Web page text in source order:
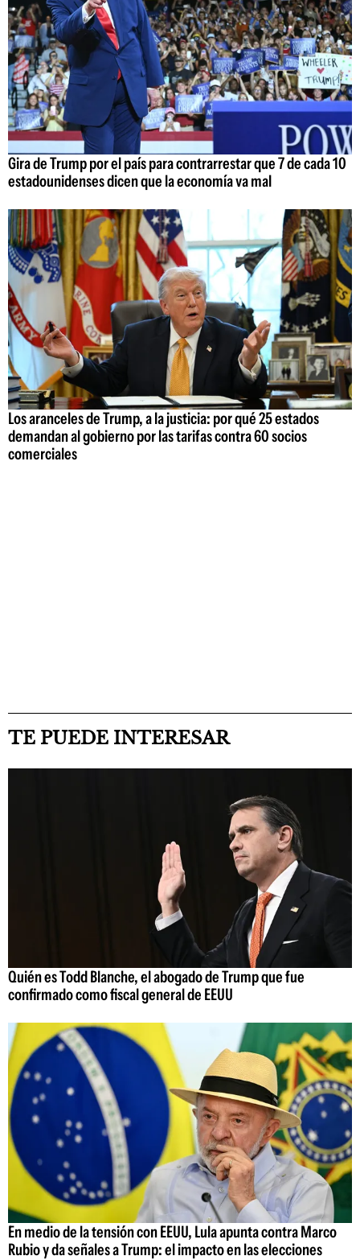
Gira de Trump por el país para contrarrestar que 7 de cada 10
estadounidenses dicen que la economía va mal
Los aranceles de Trump, a la justicia: por qué 25 estados
demandan al gobierno por las tarifas contra 60 socios
comerciales
TE PUEDE INTERESAR
Quién es Todd Blanche, el abogado de Trump que fue
confirmado como fiscal general de EEUU
En medio de la tensión con EEUU, Lula apunta contra Marco
Rubio y da señales a Trump: el impacto en las elecciones